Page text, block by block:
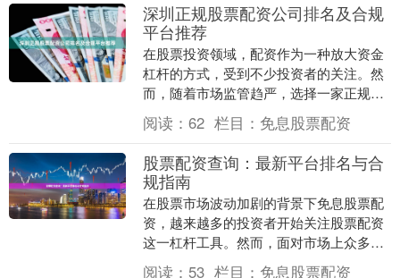
深圳正规股票配资公司排名及合规
平台推荐
在股票投资领域，配资作为一种放大资金
杠杆的方式，受到不少投资者的关注。然
而，随着市场监管趋严，选择一家正规、
合规的配资公司变得尤为重要。深圳作为
中国的金融中心之....
阅读： 62 栏目： 免息股票配资
股票配资查询：最新平台排名与合
规指南
在股票市场波动加剧的背景下免息股票配
资，越来越多的投资者开始关注股票配资
这一杠杆工具。然而，面对市场上众多配
资平台，如何选择合规、安全的平台成为
阅读： 53 栏目： 免息股票配资